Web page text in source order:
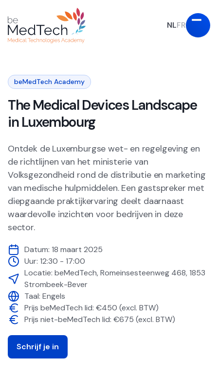
NLFR
beMedTech Academy
The Medical Devices Landscape
in Luxembourg
Ontdek de Luxemburgse wet- en regelgeving en
de richtlijnen van het ministerie van
Volksgezondheid rond de distributie en marketing
van medische hulpmiddelen. Een gastspreker met
diepgaande praktijkervaring deelt daarnaast
waardevolle inzichten voor bedrijven in deze
sector.
Datum:18 maart 2025
Uur:12:30 - 17:00
Locatie:beMedTech, Romeinsesteenweg 468, 1853
Strombeek-Bever
Taal:Engels
Prijs beMedTech lid: €450 (excl. BTW)
Prijs niet-beMedTech lid: €675 (excl. BTW)
Schrijf je in